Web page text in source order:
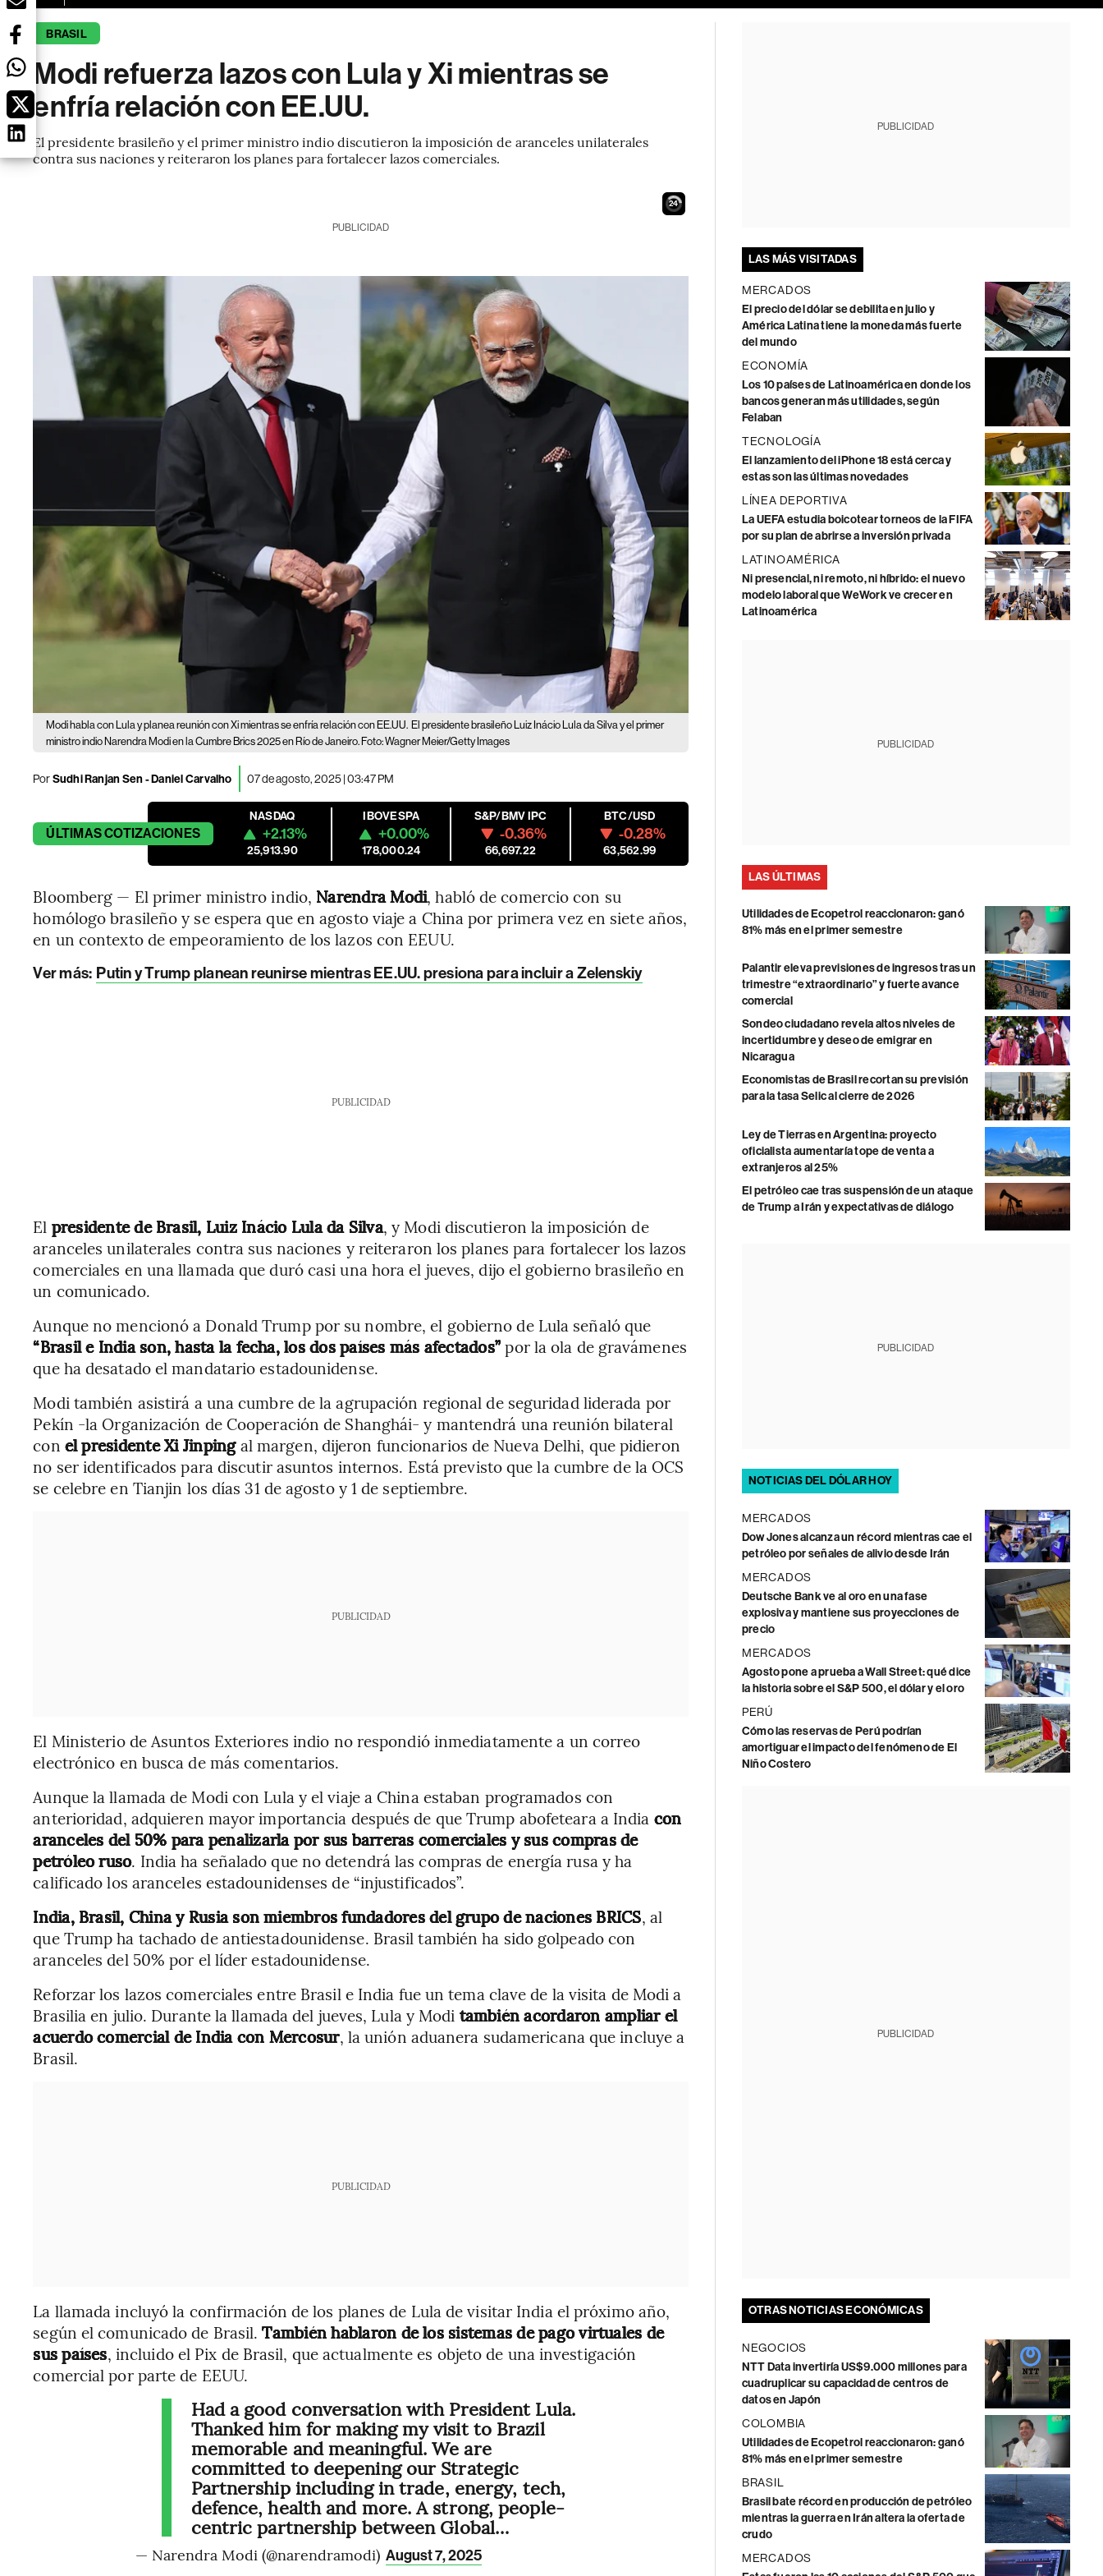
BRASIL
Modi refuerza lazos con Lula y Xi mientras se
enfría relación con EE.UU.
El presidente brasileño y el primer ministro indio discutieron la imposición de aranceles unilaterales
contra sus naciones y reiteraron los planes para fortalecer lazos comerciales.
23
PUBLICIDAD
Modi habla con Lula y planea reunión con Xi mientras se enfría relación con EE.UU. El presidente brasileño Luiz Inácio Lula da Silva y el primer
ministro indio Narendra Modi en la Cumbre Brics 2025 en Río de Janeiro. Foto: Wagner Meier/Getty Images
PorSudhi Ranjan Sen - Daniel Carvalho 07 de agosto, 2025 | 03:47 PM
ÚLTIMASCOTIZACIONES
NASDAQ
+2.13%
25,913.90
IBOVESPA
+0.00%
178,000.24
S&P/BMV IPC
-0.36%
66,697.22
BTC/USD
-0.28%
63,562.99
Bloomberg — El primer ministro indio, Narendra Modi, habló de comercio con su
homólogo brasileño y se espera que en agosto viaje a China por primera vez en siete años,
en un contexto de empeoramiento de los lazos con EEUU.
Ver más: Putin y Trump planean reunirse mientras EE.UU. presiona para incluir a Zelenskiy
PUBLICIDAD
El presidente de Brasil, Luiz Inácio Lula da Silva, y Modi discutieron la imposición de
aranceles unilaterales contra sus naciones y reiteraron los planes para fortalecer los lazos
comerciales en una llamada que duró casi una hora el jueves, dijo el gobierno brasileño en
un comunicado.
Aunque no mencionó a Donald Trump por su nombre, el gobierno de Lula señaló que
“Brasil e India son, hasta la fecha, los dos países más afectados”por la ola de gravámenes
que ha desatado el mandatario estadounidense.
Modi también asistirá a una cumbre de la agrupación regional de seguridad liderada por
Pekín -la Organización de Cooperación de Shanghái- y mantendrá una reunión bilateral
con el presidente Xi Jinpingal margen, dijeron funcionarios de Nueva Delhi, que pidieron
no ser identificados para discutir asuntos internos. Está previsto que la cumbre de la OCS
se celebre en Tianjin los días 31 de agosto y 1 de septiembre.
PUBLICIDAD
El Ministerio de Asuntos Exteriores indio no respondió inmediatamente a un correo
electrónico en busca de más comentarios.
Aunque la llamada de Modi con Lula y el viaje a China estaban programados con
anterioridad, adquieren mayor importancia después de que Trump abofeteara a India con
aranceles del 50% para penalizarla por sus barreras comerciales y sus compras de
petróleo ruso. India ha señalado que no detendrá las compras de energía rusa y ha
calificado los aranceles estadounidenses de “injustificados”.
India, Brasil, China y Rusia son miembros fundadores del grupo de naciones BRICS, al
que Trump ha tachado de antiestadounidense. Brasil también ha sido golpeado con
aranceles del 50% por el líder estadounidense.
Reforzar los lazos comerciales entre Brasil e India fue un tema clave de la visita de Modi a
Brasilia en julio. Durante la llamada del jueves, Lula y Modi también acordaron ampliar el
acuerdo comercial de India con Mercosur, la unión aduanera sudamericana que incluye a
Brasil.
PUBLICIDAD
La llamada incluyó la confirmación de los planes de Lula de visitar India el próximo año,
según el comunicado de Brasil.También hablaron de los sistemas de pago virtuales de
sus países, incluido el Pix de Brasil, que actualmente es objeto de una investigación
comercial por parte de EEUU.
Had a good conversation with President Lula.
Thanked him for making my visit to Brazil
memorable and meaningful. We are
committed to deepening our Strategic
Partnership including in trade, energy, tech,
defence, health and more. A strong, people-
centric partnership between Global…
— Narendra Modi (@narendramodi) August 7, 2025
PUBLICIDAD
LAS MÁS VISITADAS
MERCADOS
El precio del dólar se debilita en julio y
América Latina tiene la moneda más fuerte
del mundo
ECONOMÍA
Los 10 países de Latinoamérica en donde los
bancos generan más utilidades, según
Felaban
TECNOLOGÍA
El lanzamiento del iPhone 18 está cerca y
estas son las últimas novedades
LÍNEA DEPORTIVA
La UEFA estudia boicotear torneos de la FIFA
por su plan de abrirse a inversión privada
LATINOAMÉRICA
Ni presencial, ni remoto, ni híbrido: el nuevo
modelo laboral que WeWork ve crecer en
Latinoamérica
PUBLICIDAD
LAS ÚLTIMAS
Utilidades de Ecopetrol reaccionaron: ganó
81% más en el primer semestre
Palantir eleva previsiones de ingresos tras un
trimestre “extraordinario” y fuerte avance
comercial
Sondeo ciudadano revela altos niveles de
incertidumbre y deseo de emigrar en
Nicaragua
Economistas de Brasil recortan su previsión
para la tasa Selic al cierre de 2026
Ley de Tierras en Argentina: proyecto
oficialista aumentaría tope de venta a
extranjeros al 25%
El petróleo cae tras suspensión de un ataque
de Trump a Irán y expectativas de diálogo
PUBLICIDAD
NOTICIAS DEL DÓLAR HOY
MERCADOS
Dow Jones alcanza un récord mientras cae el
petróleo por señales de alivio desde Irán
MERCADOS
Deutsche Bank ve al oro en una fase
explosiva y mantiene sus proyecciones de
precio
MERCADOS
Agosto pone a prueba a Wall Street: qué dice
la historia sobre el S&P 500, el dólar y el oro
PERÚ
Cómo las reservas de Perú podrían
amortiguar el impacto del fenómeno de El
Niño Costero
PUBLICIDAD
OTRAS NOTICIAS ECONÓMICAS
NEGOCIOS
NTT Data invertiría US$9.000 millones para
cuadruplicar su capacidad de centros de
datos en Japón
COLOMBIA
Utilidades de Ecopetrol reaccionaron: ganó
81% más en el primer semestre
BRASIL
Brasil bate récord en producción de petróleo
mientras la guerra en Irán altera la oferta de
crudo
MERCADOS